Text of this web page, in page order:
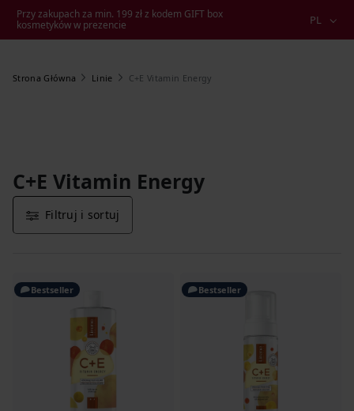
Przy zakupach za min. 199 zł z kodem GIFT box
kosmetyków w prezencie
PL
Strona Główna Linie C+E Vitamin Energy
C+E Vitamin Energy
Filtruj i sortuj
Bestseller Bestseller